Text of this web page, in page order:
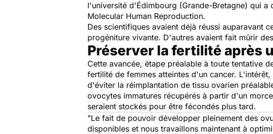
l'université d'Édimbourg (Grande-Bretagne) qui
Molecular Human Reproduction.
Des scientifiques avaient déjà réussi auparavant
progéniture vivante. D'autres avaient fait mûrir
Préserver la fertilité après
Cette avancée, étape préalable à toute tentative
fertilité de femmes atteintes d'un cancer.
d'éviter la réimplantation de tissu ovarien
ovocytes immatures récupérés à partir d'un
seraient stockés pour être fécondés plus tard.
"Le fait de pouvoir développer pleinement des
disponibles et nous travaillons maintenant à